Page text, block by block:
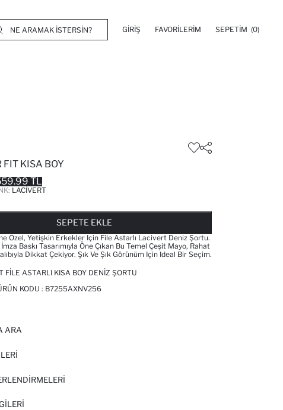
GIRIŞ FAVORILERIM SEPETIM (0)
FIT KISA BOY
TL
LACIVERT
SEPETE EKLE
Özel, Yetişkin Erkekler Için File Astarlı Lacivert Deniz Şortu.
Baskı Tasarımıyla Öne Çıkan Bu Temel Çeşit Mayo, Rahat
Dikkat Çekiyor. Şık Ve Şık Görünüm Için Ideal Bir Seçim.
FILE ASTARLI KISA BOY DENIZ ŞORTU
KODU : B7255AXNV256
ARA